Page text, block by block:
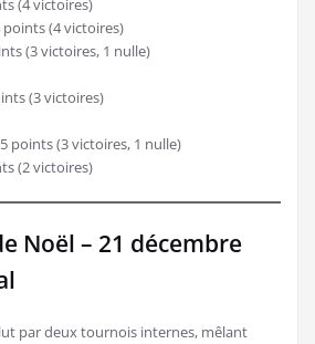
(4 victoires)
points (4 victoires)
(3 victoires, 1 nulle)
(3 victoires)
points (3 victoires, 1 nulle)
(2 victoires)
Noël – 21 décembre
par deux tournois internes, mêlant